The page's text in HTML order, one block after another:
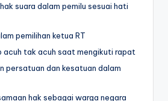
suara dalam pemilu sesuai hati
pemilihan ketua RT
acuh tak acuh saat mengikuti rapat
persatuan dan kesatuan dalam
hak sebagai warga negara